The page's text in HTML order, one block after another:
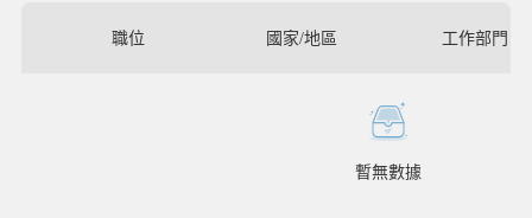
職位 國家/地區 工作部門
暫無數據